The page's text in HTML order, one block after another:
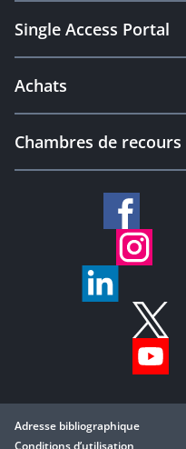
Single Access Portal
Achats
Chambres de recours
Adresse bibliographique
Conditions d’utilisation